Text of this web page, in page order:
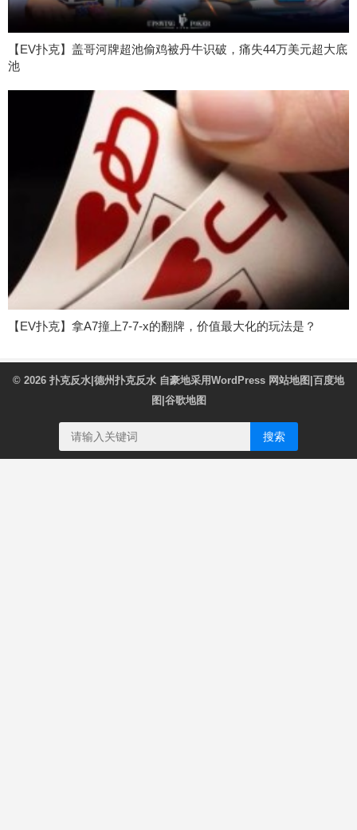
【EV扑克】盖哥河牌超池偷鸡被丹牛识破，痛失44万美元超大底
池
【EV扑克】拿A7撞上7-7-x的翻牌，价值最大化的玩法是？
© 2026 扑克反水|德州扑克反水 自豪地采用WordPress 网站地图 百度地
图 谷歌地图
搜索